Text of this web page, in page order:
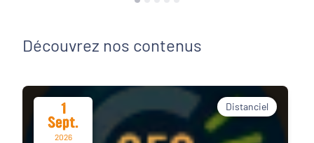
Découvrez nos contenus
1
Sept.
2026
Distanciel